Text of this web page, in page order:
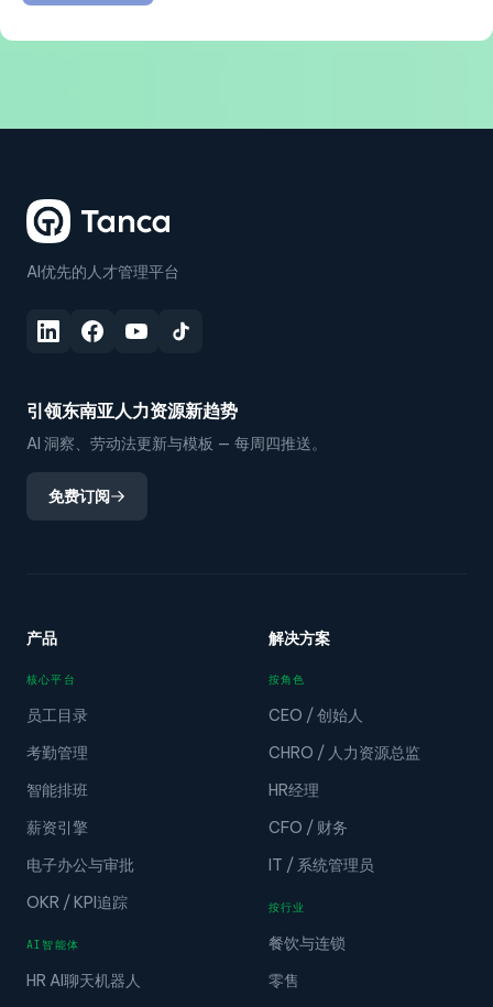
AI优先的人才管理平台
引领东南亚人力资源新趋势
AI 洞察、劳动法更新与模板 — 每周四推送。
免费订阅
产品
核心平台
员工目录
考勤管理
智能排班
薪资引擎
电子办公与审批
OKR / KPI追踪
AI智能体
HR AI聊天机器人
解决方案
按角色
CEO / 创始人
CHRO / 人力资源总监
HR经理
CFO / 财务
IT / 系统管理员
按行业
餐饮与连锁
零售